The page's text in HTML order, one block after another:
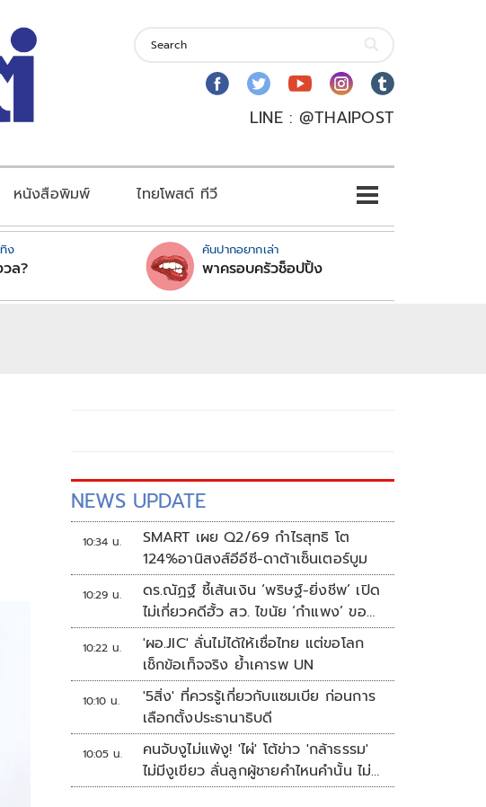
LINE : @THAIPOST
หนังสือพิมพ์ ไทยโพสต์ ทีวี
ง
ล?
คันปากอยากเล่า
พาครอบครัวช็อปปิ้ง
NEWS UPDATE
10:34 น.
SMART เผย Q2/69 กำไรสุทธิ โต
124%อานิสงส์อีอีซี-ดาต้าเซ็นเตอร์บูม
10:29 น.
ดร.ณัฏฐ์ ชี้เส้นเงิน ‘พริษฐ์-ยิ่งชีพ’ เปิด
ไม่เกี่ยวคดีฮั้ว สว. ไขนัย ‘กำแพง’ ของ
‘อนุทิน’
10:22 น.
'ผอ.JIC' ลั่นไม่ได้ให้เชื่อไทย แต่ขอโลก
เช็กข้อเท็จจริง ย้ำเคารพ UN
10:10 น.
'5สิ่ง' ที่ควรรู้เกี่ยวกับแซมเบีย ก่อนการ
เลือกตั้งประธานาธิบดี
10:05 น.
คนจับงูไม่แพ้งู! 'ไผ่' โต้ข่าว 'กล้าธรรม'
ไม่มีงูเขียว ลั่นลูกผู้ชายคำไหนคำนั้น ไม่
เล่นหลายหน้า